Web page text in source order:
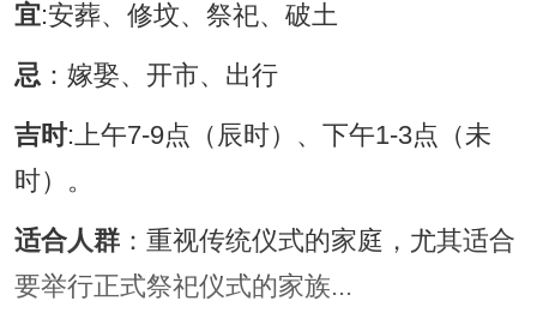
宜:安葬、修坟、祭祀、破土
忌：嫁娶、开市、出行
吉时:上午7-9点（辰时）、下午1-3点（未
时）。
适合人群：重视传统仪式的家庭，尤其适合
要举行正式祭祀仪式的家族...